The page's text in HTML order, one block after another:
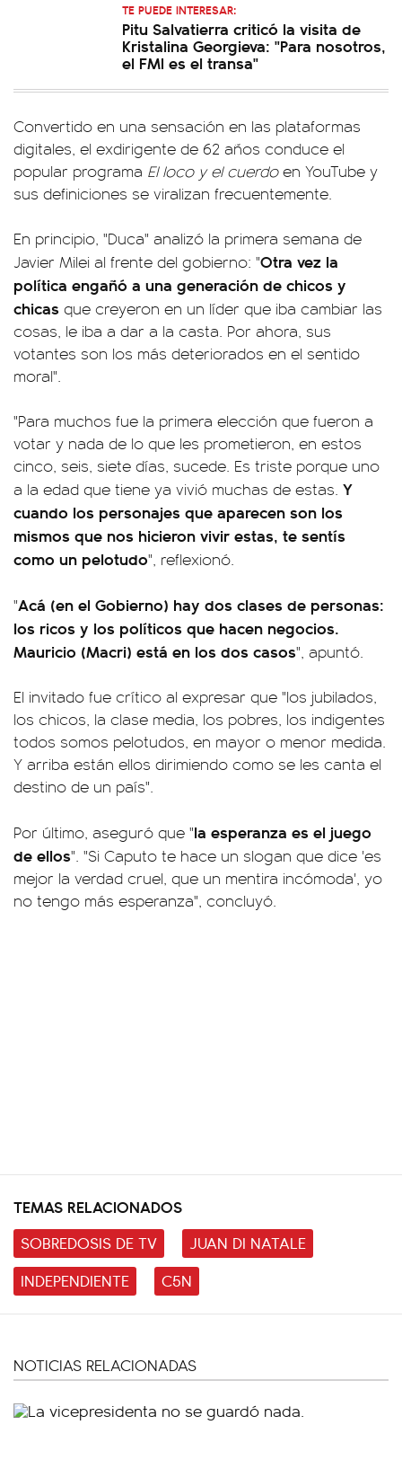
TE PUEDE INTERESAR:
Pitu Salvatierra criticó la visita de
Kristalina Georgieva: "Para nosotros,
el FMI es el transa"
Convertido en una sensación en las plataformas
digitales, el exdirigente de 62 años conduce el
popular programa El loco y el cuerdoen YouTube y
sus definiciones se viralizan frecuentemente.
En principio, "Duca" analizó la primera semana de
Javier Milei al frente del gobierno: "Otra vez la
política engañó a una generación de chicos y
chicas que creyeron en un líder que iba cambiar las
cosas, le iba a dar a la casta. Por ahora, sus
votantes son los más deteriorados en el sentido
moral".
"Para muchos fue la primera elección que fueron a
votar y nada de lo que les prometieron, en estos
cinco, seis, siete días, sucede. Es triste porque uno
a la edad que tiene ya vivió muchas de estas. Y
cuando los personajes que aparecen son los
mismos que nos hicieron vivir estas, te sentís
como un pelotudo", reflexionó.
"Acá (en el Gobierno) hay dos clases de personas:
los ricos y los políticos que hacen negocios.
Mauricio (Macri) está en los dos casos", apuntó.
El invitado fue crítico al expresar que "los jubilados,
los chicos, la clase media, los pobres, los indigentes
todos somos pelotudos, en mayor o menor medida.
Y arriba están ellos dirimiendo como se les canta el
destino de un país".
Por último, aseguró que "la esperanza es el juego
de ellos". "Si Caputo te hace un slogan que dice 'es
mejor la verdad cruel, que un mentira incómoda', yo
no tengo más esperanza", concluyó.
TEMAS RELACIONADOS
SOBREDOSIS DE TV
JUAN DI NATALE
INDEPENDIENTE
C5N
NOTICIAS RELACIONADAS